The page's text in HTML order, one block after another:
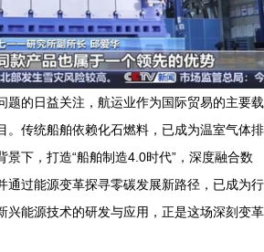
题的日益关注，航运业作为国际贸易的主要载
。传统船舶依赖化石燃料，已成为温室气体排
景下，打造“船舶制造4.0时代”，深度融合数
通过能源变革探寻零碳发展新路径，已成为行
兴能源技术的研发与应用，正是这场深刻变革